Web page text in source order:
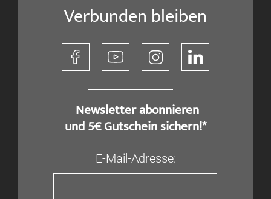
Verbunden bleiben
​ Newsletter abonnieren
und 5€ Gutschein sichern!*
E-Mail-Adresse: